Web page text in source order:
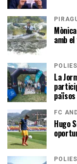
amb
La
països
FC
Hugo